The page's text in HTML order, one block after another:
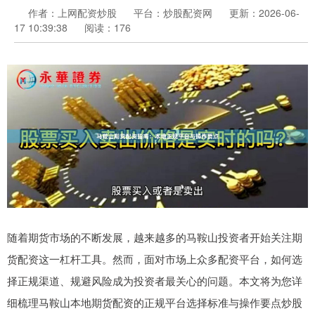
作者：上网配资炒股 平台：炒股配资网
更新：2026-06-
17 10:39:38
阅读：176
随着期货市场的不断发展，越来越多的马鞍山投资者开始关注期
货配资这一杠杆工具。然而，面对市场上众多配资平台，如何选
择正规渠道、规避风险成为投资者最关心的问题。本文将为您详
细梳理马鞍山本地期货配资的正规平台选择标准与操作要点炒股